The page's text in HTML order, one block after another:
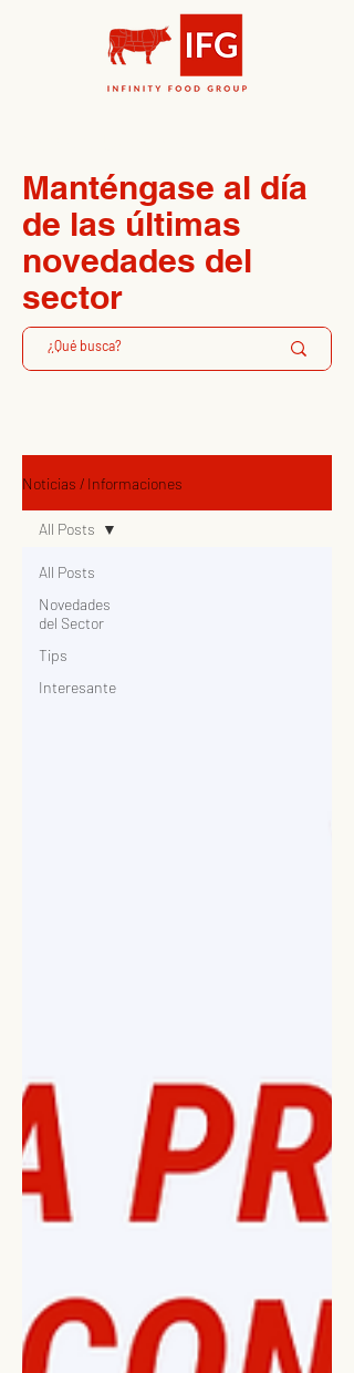
Manténgase al día
de las últimas
novedades del
sector
Noticias / Informaciones
All Posts
Novedades
del Sector
Tips
Interesante
All Posts